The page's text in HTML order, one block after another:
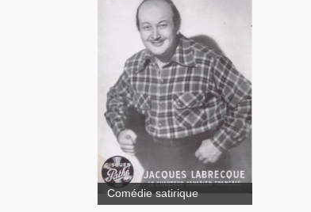
Amanita Pestilens
Comédie satirique